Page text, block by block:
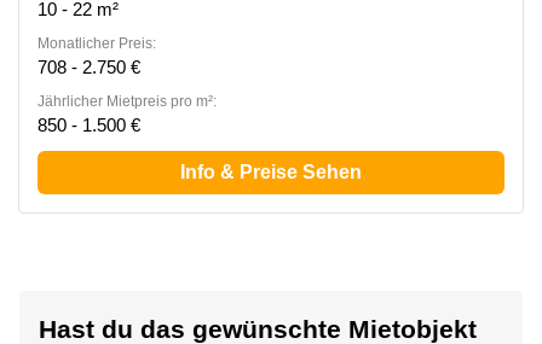
10 - 22 m²
Monatlicher Preis:
708 - 2.750 €
Jährlicher Mietpreis pro m²:
850 - 1.500 €
Info & Preise Sehen
Hast du das gewünschte Mietobjekt